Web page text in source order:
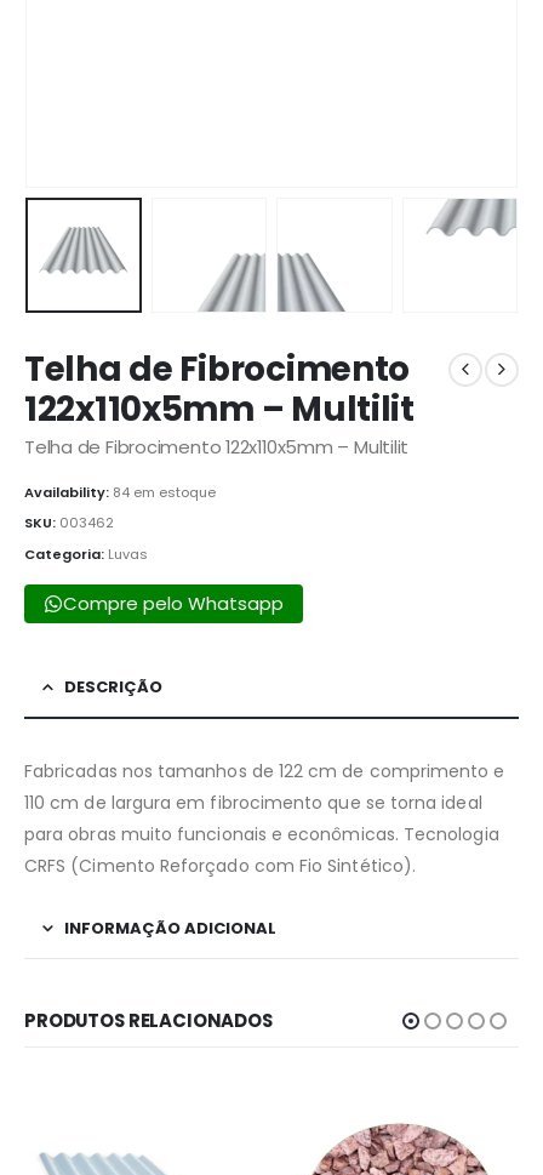
Telha de Fibrocimento
122x110x5mm – Multilit
Telha de Fibrocimento 122x110x5mm – Multilit
Availability: 84 em estoque
SKU: 003462
Categoria: Luvas
Compre pelo Whatsapp
DESCRIÇÃO
Fabricadas nos tamanhos de 122 cm de comprimento e
110 cm de largura em fibrocimento que se torna ideal
para obras muito funcionais e econômicas. Tecnologia
CRFS (Cimento Reforçado com Fio Sintético).
INFORMAÇÃO ADICIONAL
PRODUTOS RELACIONADOS